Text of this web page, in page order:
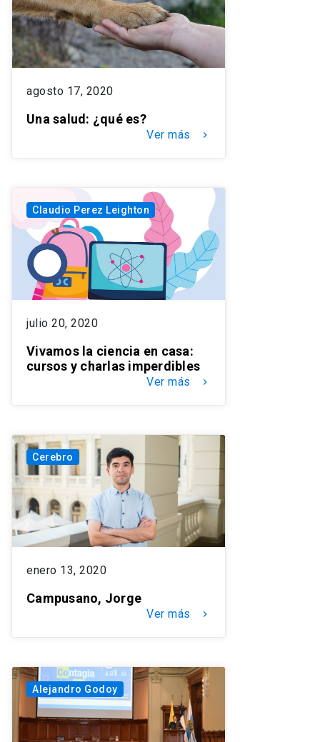
agosto 17, 2020
Una salud: ¿qué es?
Ver más keyboard_arrow_right
Claudio Perez Leighton
julio 20, 2020
Vivamos la ciencia en casa:
cursos y charlas imperdibles
Ver más keyboard_arrow_right
Cerebro
enero 13, 2020
Campusano, Jorge
Ver más keyboard_arrow_right
Alejandro Godoy